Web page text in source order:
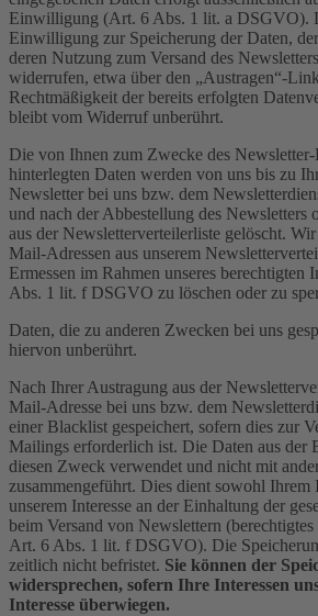
Einwilligung (Art. 6 Abs. 1 lit. a DSGVO).
Einwilligung zur Speicherung der Daten,
deren Nutzung zum Versand des
widerrufen, etwa über den „Austragen“-
Rechtmäßigkeit der bereits erfolgten
bleibt vom Widerruf unberührt.
Die von Ihnen zum Zwecke des Newsletter-
hinterlegten Daten werden von uns bis zu
Newsletter bei uns bzw. dem
und nach der Abbestellung des Newsletters
aus der Newsletterverteilerliste gelöscht.
Mail-Adressen aus unserem
Ermessen im Rahmen unseres berechtigten
Abs. 1 lit. f DSGVO zu löschen oder zu
Daten, die zu anderen Zwecken bei uns
hiervon unberührt.
Nach Ihrer Austragung aus der
Mail-Adresse bei uns bzw. dem
einer Blacklist gespeichert, sofern dies zur
Mailings erforderlich ist. Die Daten aus der
diesen Zweck verwendet und nicht mit
zusammengeführt. Dies dient sowohl Ihrem
unserem Interesse an der Einhaltung der
beim Versand von Newslettern (berechtigtes
Art. 6 Abs. 1 lit. f DSGVO). Die
zeitlich nicht befristet. Sie können der
widersprechen, sofern Ihre Interessen
Interesse überwiegen.